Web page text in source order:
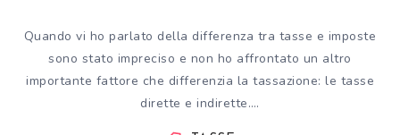
Quando vi ho parlato della differenza tra tasse e imposte
sono stato impreciso e non ho affrontato un altro
importante fattore che differenzia la tassazione: le tasse
dirette e indirette….